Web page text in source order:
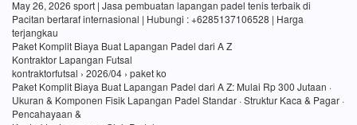
May 26, 2026 sport | Jasa pembuatan lapangan padel tenis terbaik di
Pacitan bertaraf internasional | Hubungi : +6285137106528 | Harga
terjangkau
Paket Komplit Biaya Buat Lapangan Padel dari A Z
Kontraktor Lapangan Futsal
kontraktorfutsal › 2026/04 › paket ko
Paket Komplit Biaya Buat Lapangan Padel dari A Z: Mulai Rp 300 Jutaan ·
Ukuran & Komponen Fisik Lapangan Padel Standar · Struktur Kaca & Pagar ·
Pencahayaan &